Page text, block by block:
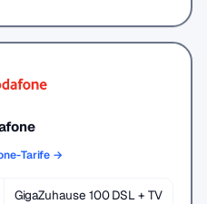
Tarife →
GigaZuhause 100 DSL + TV